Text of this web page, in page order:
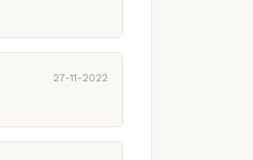
27-11-2022